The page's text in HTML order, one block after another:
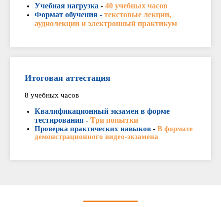
Учебная нагрузка - 40 учебных часов
Формат обучения - текстовые лекции,
аудиолекции и электронный практикум
Итоговая аттестация
8 учебных часов
Квалификационный экзамен в форме
тестирования - Три попытки
Проверка практических навыков - В формате
демонстрационного видео-экзамена